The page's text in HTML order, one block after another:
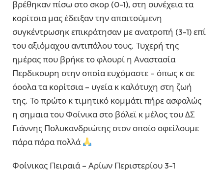
βρέθηκαν πίσω στο σκορ (0-1), στη συνέχεια τα
κορίτσια μας έδειξαν την απαιτούμενη
συγκέντρωσηκ επικράτησαν με ανατροπή (3-1) επί
του αξιόμαχου αντιπάλου τους. Τυχερή της
ημέρας που βρήκε το φλουρί η Αναστασία
Περδικουρη στην οποία ευχόμαστε – όπως κ σε
όοολα τα κορίτσια – υγεία κ καλότυχη στη ζωή
της. Το πρώτο κ τιμητικό κομμάτι πήρε ασφαλώς
η σημαια του Φοίνικα στο βόλεϊ κ μέλος του ΔΣ
Γιάννης Πολυκανδριώτης στον οποίο οφείλουμε
πάρα πάρα πολλά
Φοίνικας Πειραιά – Αρίων Περιστερίου 3-1